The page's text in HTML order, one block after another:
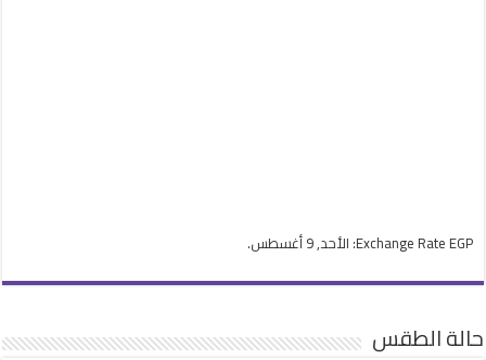
Exchange Rate EGP : الأحد, 9 أغسطس.
حالة الطقس